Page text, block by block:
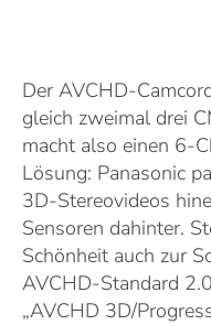
Der AVCHD-
gleich zweimal drei
macht also einen 6-
Lösung: Panasonic
3D-Stereovideos
Sensoren dahinter.
Schönheit auch zur
AVCHD-Standard
„AVCHD 3D/